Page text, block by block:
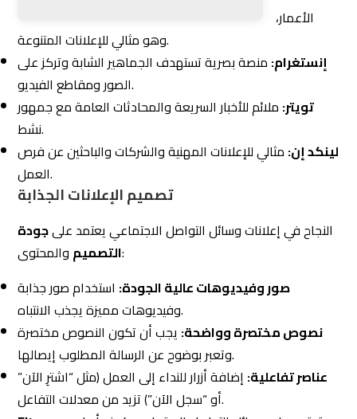
لينكد إن:مثالي للإعلانات المهنية والشركات والباحثين عن فرص
العمل.
تصميم الإعلانات الجذابة
النجاح في إعلانات وسائل التواصل الاجتماعي يعتمد علىجودة
التصميموالمحتوى:
صور وفيديوهات عالية الجودة:استخدام صور جذابة
يجب أن تكون النصوص مختصرة
عناصر تفاعلية:إضافة أزرار للنداء إلى العمل (مثل “اشترِ الآن”
Eltzamتعتمد على وسائل التواصل الاجتماعي كجزء أساسي
من استراتيجياتها التسويقية، مستخدمة أدوات حديثة لتقديم
إعلانات فعّالة تستهدف الجمهور بدقة عالية. بتقديم تصميمات
جذابة ومحتويات ملهمة، تضمن الشركة زيادة التفاعل والوعي
بالعلامة التجارية وتحقيق أهداف عملائها في السوق
السعودي.